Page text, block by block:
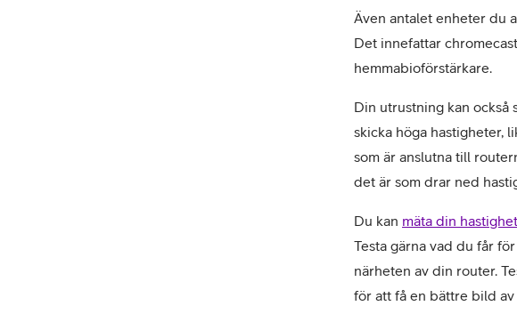
Även antalet enheter du
Det innefattar
hemmabioförstärkare.
Din utrustning kan också
skicka höga hastigheter,
som är anslutna till
det är som drar ned
Du kan mäta din hastighet
Testa gärna vad du får
närheten av din router.
för att få en bättre bild